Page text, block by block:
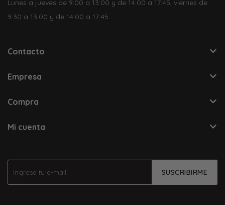
SUSCRIBIRME
Lunes a jueves de 9:00 a 13:00 y de 14:00 a 17:45, viernes de
9:30 a 13:00 y de 14:00 a 17:45.
Contacto
Empresa
Compra
Mi cuenta